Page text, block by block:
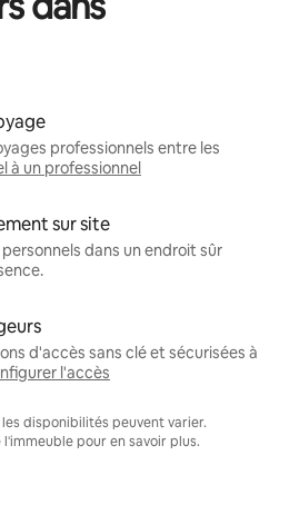
professionnels entre les
à un professionnel
sur site
dans un endroit sûr
d'accès sans clé et sécurisées à
l'accès
disponibilités peuvent varier.
pour en savoir plus.